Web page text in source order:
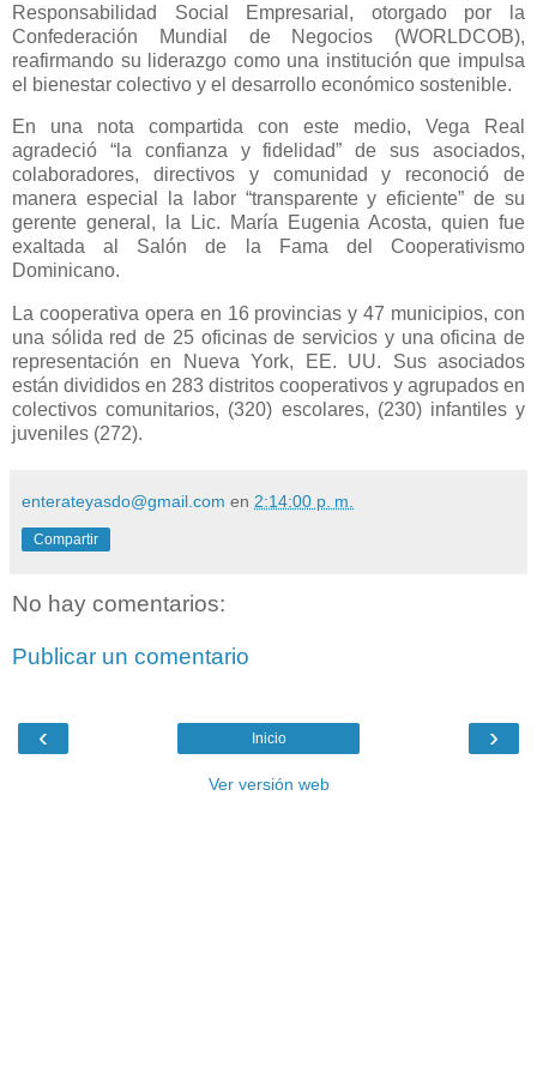
Responsabilidad Social Empresarial, otorgado por la
Confederación Mundial de Negocios (WORLDCOB),
reafirmando su liderazgo como una institución que impulsa
el bienestar colectivo y el desarrollo económico sostenible.
En una nota compartida con este medio, Vega Real
agradeció “la confianza y fidelidad” de sus asociados,
colaboradores, directivos y comunidad y reconoció de
manera especial la labor “transparente y eficiente” de su
gerente general, la Lic. María Eugenia Acosta, quien fue
exaltada al Salón de la Fama del Cooperativismo
Dominicano.
La cooperativa opera en 16 provincias y 47 municipios, con
una sólida red de 25 oficinas de servicios y una oficina de
representación en Nueva York, EE. UU. Sus asociados
están divididos en 283 distritos cooperativos y agrupados en
colectivos comunitarios, (320) escolares, (230) infantiles y
juveniles (272).
enterateyasdo@gmail.com en 2:14:00 p. m.
Compartir
No hay comentarios:
Publicar un comentario
‹ ›
Inicio
Ver versión web